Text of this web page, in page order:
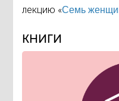
лекцию «Семь
КНИГИ